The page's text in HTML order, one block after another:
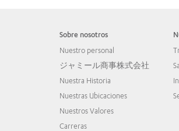
Sobre nosotros
Nuestro personal
ジャミール商事株式会社
Nuestra Historia
Nuestras Ubicaciones
Nuestros Valores
Carreras